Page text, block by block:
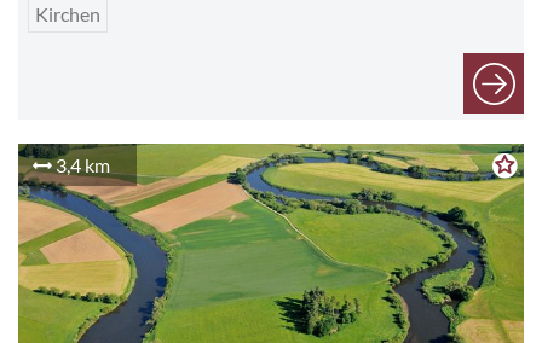
Kirchen
3,4 km